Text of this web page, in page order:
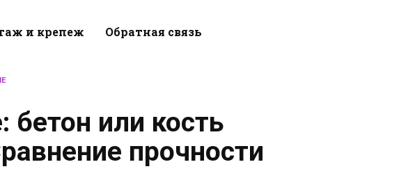
и крепеж Обратная связь
бетон или кость
прочности